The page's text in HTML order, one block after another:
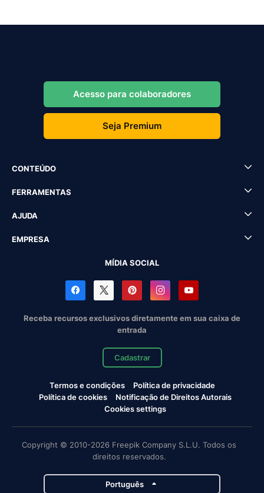
Acesso para colaboradores
Seja Premium
CONTEÚDO
FERRAMENTAS
AJUDA
EMPRESA
MÍDIA SOCIAL
Receba recursos exclusivos diretamente em sua caixa de
entrada
Cadastrar
Termos e condições
Política de privacidade
Política de cookies
Notificação de Direitos Autorais
Cookies settings
Copyright © 2010-2026 Freepik Company S.L.U. Todos os
direitos reservados.
Português